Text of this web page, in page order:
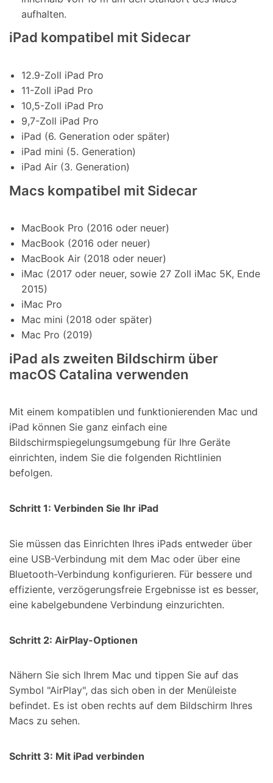
aufhalten.
iPad kompatibel mit Sidecar
12.9-Zoll iPad Pro
11-Zoll iPad Pro
10,5-Zoll iPad Pro
9,7-Zoll iPad Pro
iPad (6. Generation oder später)
iPad mini (5. Generation)
iPad Air (3. Generation)
Macs kompatibel mit Sidecar
MacBook Pro (2016 oder neuer)
MacBook (2016 oder neuer)
MacBook Air (2018 oder neuer)
iMac (2017 oder neuer, sowie 27 Zoll iMac 5K, Ende
2015)
iMac Pro
Mac mini (2018 oder später)
Mac Pro (2019)
iPad als zweiten Bildschirm über
macOS Catalina verwenden
Mit einem kompatiblen und funktionierenden Mac und
iPad können Sie ganz einfach eine
Bildschirmspiegelungsumgebung für Ihre Geräte
einrichten, indem Sie die folgenden Richtlinien
befolgen.
Schritt 1: Verbinden Sie Ihr iPad
Sie müssen das Einrichten Ihres iPads entweder über
eine USB-Verbindung mit dem Mac oder über eine
Bluetooth-Verbindung konfigurieren. Für bessere und
effiziente, verzögerungsfreie Ergebnisse ist es besser,
eine kabelgebundene Verbindung einzurichten.
Schritt 2: AirPlay-Optionen
Nähern Sie sich Ihrem Mac und tippen Sie auf das
Symbol "AirPlay", das sich oben in der Menüleiste
befindet. Es ist oben rechts auf dem Bildschirm Ihres
Macs zu sehen.
Schritt 3: Mit iPad verbinden